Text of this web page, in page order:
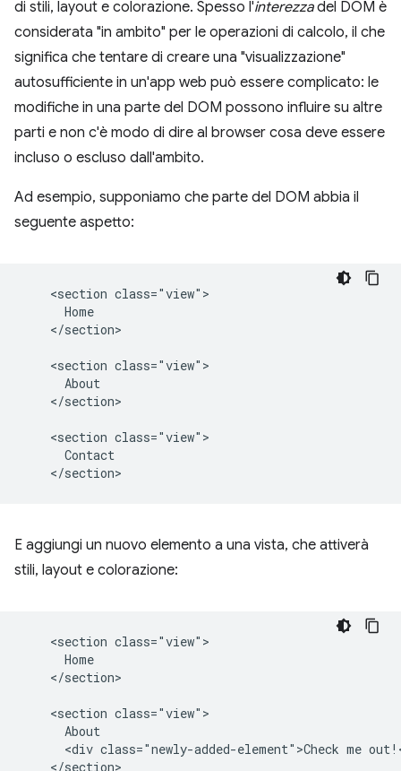
di stili, layout e colorazione. Spesso l'interezzadel DOM è
considerata "in ambito" per le operazioni di calcolo, il che
significa che tentare di creare una "visualizzazione"
autosufficiente in un'app web può essere complicato: le
modifiche in una parte del DOM possono influire su altre
parti e non c'è modo di dire al browser cosa deve essere
incluso o escluso dall'ambito.
Ad esempio, supponiamo che parte del DOM abbia il
seguente aspetto:
    <section class="view">
      Home
    </section>
    <section class="view">
      About
    </section>
    <section class="view">
      Contact
E aggiungi un nuovo elemento a una vista, che attiverà
stili, layout e colorazione:
    <section class="view">
      Home
    </section>
    <section class="view">
      About
<div class="newly-added-element">Check me
    </section>